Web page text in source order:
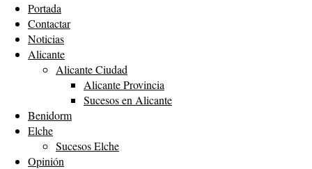
Portada
Contactar
Noticias
Alicante
Alicante Ciudad
Alicante Provincia
Sucesos en Alicante
Benidorm
Elche
Sucesos Elche
Opinión